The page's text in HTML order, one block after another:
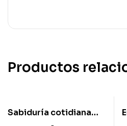
Productos
Sabiduría cotidiana